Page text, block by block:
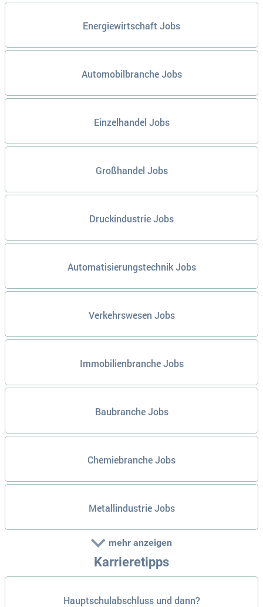
Energiewirtschaft Jobs
Automobilbranche Jobs
Einzelhandel Jobs
Großhandel Jobs
Druckindustrie Jobs
Automatisierungstechnik Jobs
Verkehrswesen Jobs
Immobilienbranche Jobs
Baubranche Jobs
Chemiebranche Jobs
Metallindustrie Jobs
mehr anzeigen
Karrieretipps
Hauptschulabschluss und dann?